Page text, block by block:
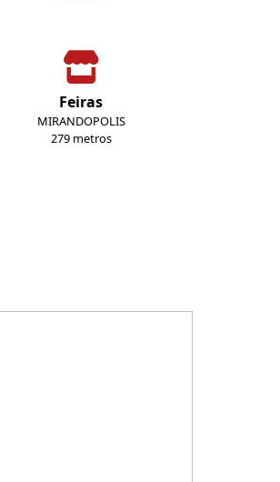
Feiras
MIRANDOPOLIS
279 metros